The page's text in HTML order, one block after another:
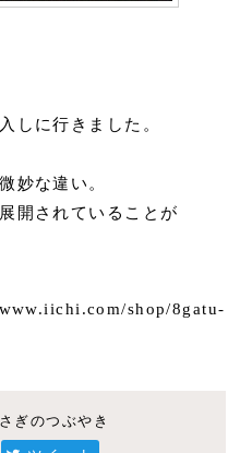
しに行きました。
妙な違い。
開されていることが
shop/8gatu-
ぎのつぶやき